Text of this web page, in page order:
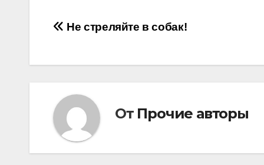
Навигация
Не стреляйте в собак!
От Прочие авторы